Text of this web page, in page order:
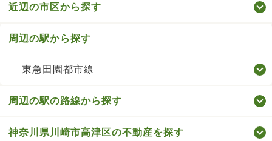
近辺の市区から探す
周辺の駅から探す
東急田園都市線
周辺の駅の路線から探す
神奈川県川崎市高津区の不動産を探す